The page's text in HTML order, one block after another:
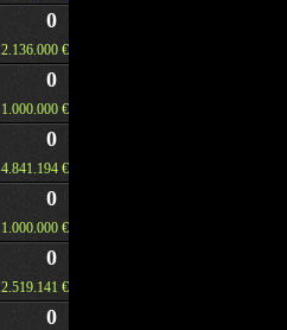
0
2.136.000 €
0
1.000.000 €
0
4.841.194 €
0
1.000.000 €
0
2.519.141 €
0